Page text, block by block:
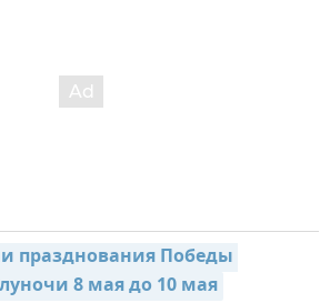
празднования Победы
8 мая до 10 мая